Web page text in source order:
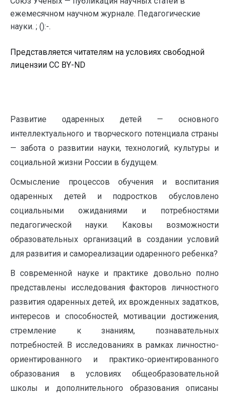
ежемесячном научном журнале. Педагогические
науки. ; ():-.
Представляется читателям на условиях свободной
лицензии CC BY-ND
Развитие одаренных детей — основного
интеллектуального и творческого потенциала страны
— забота о развитии науки, технологий, культуры и
социальной жизни России в будущем.
Осмысление процессов обучения и воспитания
одаренных детей и подростков обусловлено
социальными ожиданиями и потребностями
педагогической науки. Каковы возможности
образовательных организаций в создании условий
для развития и самореализации одаренного ребенка?
В современной науке и практике довольно полно
представлены исследования факторов личностного
развития одаренных детей, их врожденных задатков,
интересов и способностей, мотивации достижения,
стремление к знаниям, познавательных
потребностей. В исследованиях в рамках личностно-
ориентированного и практико-ориентированного
образования в условиях общеобразовательной
школы и дополнительного образования описаны